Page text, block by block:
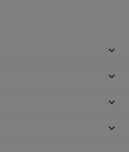



keyboard_arrow_down